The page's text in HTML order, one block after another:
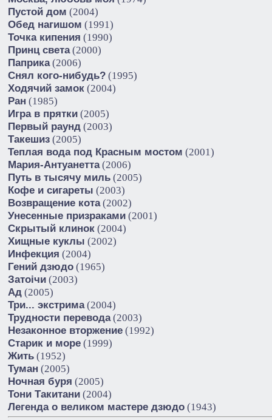
Пустой дом (2004)
Обед нагишом (1991)
Точка кипения (1990)
Принц света(2000)
Паприка(2006)
Снял кого-нибудь? (1995)
Ходячий замок (2004)
Ран (1985)
Игра в прятки (2005)
Первый раунд (2003)
Такешиз (2005)
Теплая вода под Красным мостом (2001)
Мария-Антуанетта(2006)
Путь в тысячу миль (2005)
Кофе и сигареты (2003)
Возвращение кота(2002)
Унесенные призраками (2001)
Скрытый клинок (2004)
Хищные куклы (2002)
Инфекция (2004)
Гений дзюдо (1965)
Затоiчи (2003)
Ад (2005)
Три... экстрима(2004)
Трудности перевода(2003)
Незаконное вторжение (1992)
Старик и море (1999)
Жить (1952)
Туман (2005)
Ночная буря (2005)
Тони Такитани (2004)
Легенда о великом мастере дзюдо (1943)